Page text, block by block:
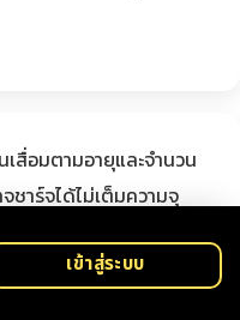
เสื่อมตามอายุและจำนวน
ชาร์จได้ไม่เต็มความจุ
บุ แบตบวมเสี่ยงไฟไหม้
เข้าสู่ระบบ